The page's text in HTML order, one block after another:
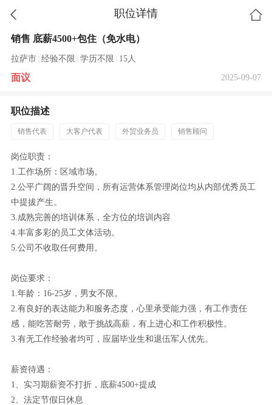
职位详情
销售 底薪4500+包住（免水电）
拉萨市 经验不限 学历不限 15人
面议 2025-09-07
职位描述
销售代表 大客户代表 外贸业务员 销售顾问
岗位职责：
1.工作场所：区域市场。
2.公平广阔的晋升空间，所有运营体系管理岗位均从内部优秀员工
中提拔产生。
3.成熟完善的培训体系，全方位的培训内容
4.丰富多彩的员工文体活动。
5.公司不收取任何费用。
岗位要求：
1.年龄：16-25岁，男女不限。
2.有良好的表达能力和服务态度，心里承受能力强，有工作责任
感，能吃苦耐劳，敢于挑战高薪，有上进心和工作积极性。
3.有无工作经验者均可，应届毕业生和退伍军人优先。
薪资待遇：
1、实习期薪资不打折，底薪4500+提成
2、法定节假日休息